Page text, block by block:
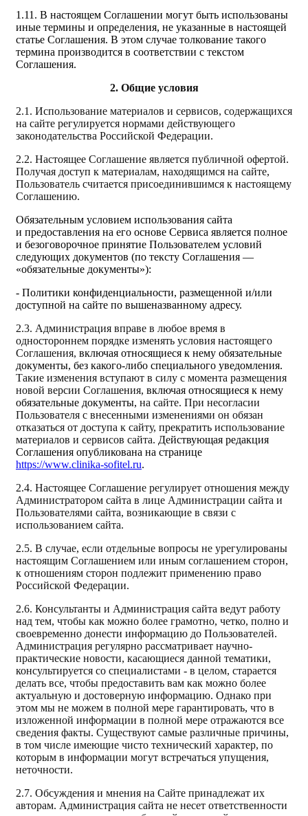
1.11. В настоящем Соглашении могут быть использованы
иные термины и определения, не указанные в настоящей
статье Соглашения. В этом случае толкование такого
термина производится в соответствии с текстом
Соглашения.
2. Общие условия
2.1. Использование материалов и сервисов, содержащихся
на сайте регулируется нормами действующего
законодательства Российской Федерации.
2.2. Настоящее Соглашение является публичной офертой.
Получая доступ к материалам, находящимся на сайте,
Пользователь считается присоединившимся к настоящему
Соглашению.
Обязательным условием использования сайта
и предоставления на его основе Сервиса является полное
и безоговорочное принятие Пользователем условий
следующих документов (по тексту Соглашения —
«обязательные документы»):
- Политики конфиденциальности, размещенной и/или
доступной на сайте по вышеназванному адресу.
2.3. Администрация вправе в любое время в
одностороннем порядке изменять условия настоящего
Соглашения, включая относящиеся к нему обязательные
документы, без какого-либо специального уведомления.
Такие изменения вступают в силу с момента размещения
новой версии Соглашения, включая относящиеся к нему
обязательные документы, на сайте. При несогласии
Пользователя с внесенными изменениями он обязан
отказаться от доступа к сайту, прекратить использование
материалов и сервисов сайта. Действующая редакция
Соглашения опубликована на странице
https://www.clinika-sofitel.ru.
2.4. Настоящее Соглашение регулирует отношения между
Администратором сайта в лице Администрации сайта и
Пользователями сайта, возникающие в связи с
использованием сайта.
2.5. В случае, если отдельные вопросы не урегулированы
настоящим Соглашением или иным соглашением сторон,
к отношениям сторон подлежит применению право
Российской Федерации.
2.6. Консультанты и Администрация сайта ведут работу
над тем, чтобы как можно более грамотно, четко, полно и
своевременно донести информацию до Пользователей.
Администрация регулярно рассматривает научно-
практические новости, касающиеся данной тематики,
консультируется со специалистами - в целом, старается
делать все, чтобы предоставить вам как можно более
актуальную и достоверную информацию. Однако при
этом мы не можем в полной мере гарантировать, что в
изложенной информации в полной мере отражаются все
сведения факты. Существуют самые различные причины,
в том числе имеющие чисто технический характер, по
которым в информации могут встречаться упущения,
неточности.
2.7. Обсуждения и мнения на Сайте принадлежат их
авторам. Администрация сайта не несет ответственности